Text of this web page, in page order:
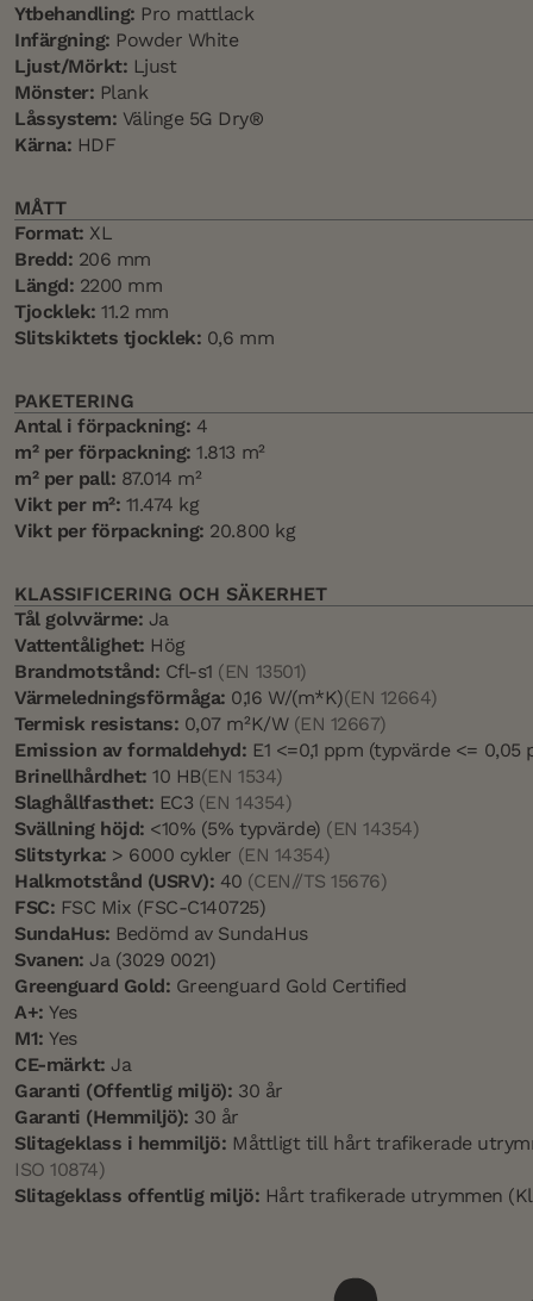
Ytbehandling: Pro mattlack
Infärgning: Powder White
Ljust/Mörkt: Ljust
Mönster: Plank
Låssystem: Välinge 5G Dry®
Kärna: HDF
MÅTT
Format: XL
Bredd: 206 mm
Längd: 2200 mm
Tjocklek: 11.2 mm
Slitskiktets tjocklek: 0,6 mm
PAKETERING
Antal i förpackning: 4
m² per förpackning: 1.813 m²
m² per pall: 87.014 m²
Vikt per m²: 11.474 kg
Vikt per förpackning: 20.800 kg
KLASSIFICERING OCH SÄKERHET
Tål golvvärme: Ja
Vattentålighet: Hög
Brandmotstånd: Cfl-s1 (EN 13501)
Värmeledningsförmåga: 0,16 W/(m*K)(EN 12664)
Termisk resistans: 0,07 m²K/W (EN 12667)
Emission av formaldehyd: E1 <=0,1 ppm (typvärde <= 0,05
Brinellhårdhet: 10 HB(EN 1534)
Slaghållfasthet: EC3 (EN 14354)
Svällning höjd: <10% (5% typvärde) (EN 14354)
Slitstyrka: > 6000 cykler (EN 14354)
Halkmotstånd (USRV): 40 (CEN//TS 15676)
FSC: FSC Mix (FSC-C140725)
SundaHus: Bedömd av SundaHus
Svanen: Ja (3029 0021)
Greenguard Gold: Greenguard Gold Certified
A+: Yes
M1: Yes
CE-märkt: Ja
Garanti (Offentlig miljö): 30 år
Garanti (Hemmiljö): 30 år
Slitageklass i hemmiljö: Måttligt till hårt trafikerade
ISO 10874)
Slitageklass offentlig miljö: Hårt trafikerade utrymmen